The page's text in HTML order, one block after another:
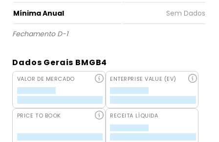
Mínima Anual
Fechamento D-1
Dados Gerais BMGB4
VALOR DE MERCADO ENTERPRISE VALUE (EV)
PRICE TO BOOK RECEITA LÍQUIDA